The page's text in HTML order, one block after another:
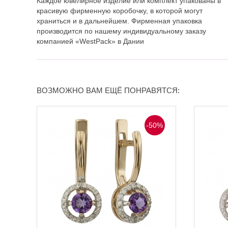
красивую фирменную коробочку, в которой могут
храниться и в дальнейшем. Фирменная упаковка
производится по нашему индивидуальному заказу
компанией «WestPack» в Дании
ВОЗМОЖНО ВАМ ЕЩЁ ПОНРАВЯТСЯ:
-50%